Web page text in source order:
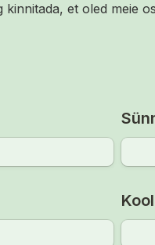
et oled meie